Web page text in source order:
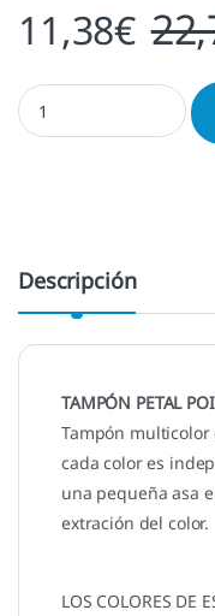
11,38€
Pinwheel cantidad
Descripción
TAMPÓN PETAL
Tampón multicolor
cada color es
una pequeña asa
extración del color.
LOS COLORES DE